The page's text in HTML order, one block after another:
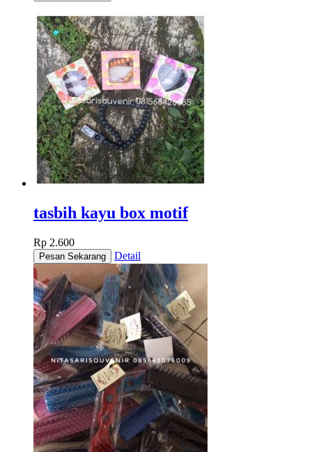
tasbih kayu box motif
Rp 2.600
Detail